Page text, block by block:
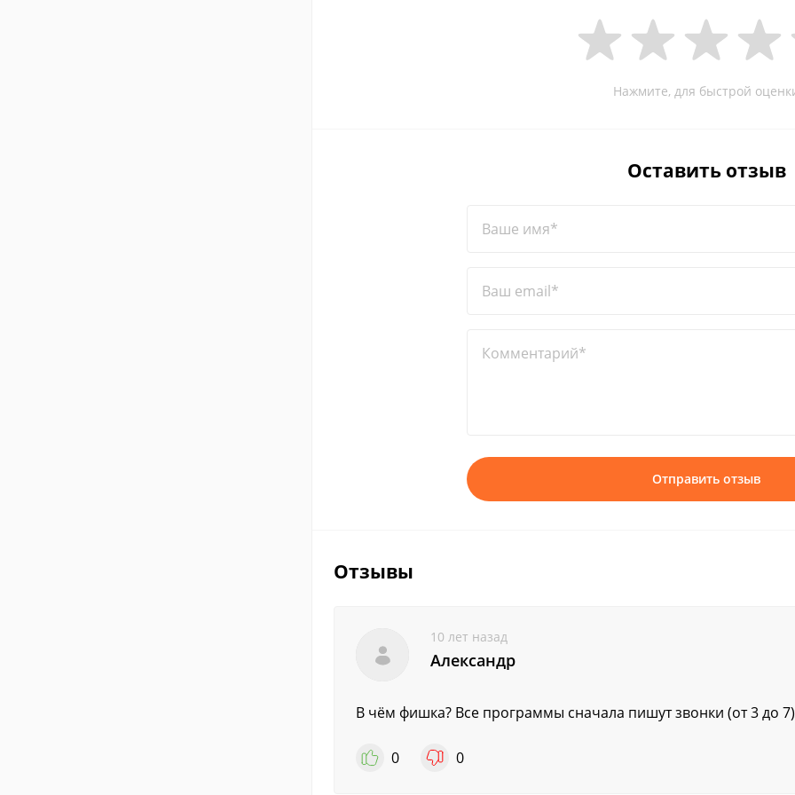
Нажмите, для быстрой
Оставить отзыв
Ваше имя*
Ваш email*
Комментарий*
Отправить отзыв
Отзывы
10 лет назад
Александр
В чём фишка? Все программы сначала пишут звонки (от 3 до
0 0